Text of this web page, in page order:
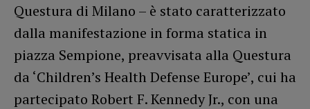
Questura di Milano – è stato caratterizzato
dalla manifestazione in forma statica in
piazza Sempione, preavvisata alla Questura
da ‘Children’s Health Defense Europe’, cui ha
partecipato Robert F. Kennedy Jr., con una